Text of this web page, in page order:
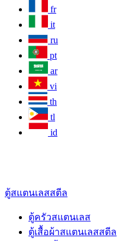
fr
it
ru
pt
ar
vi
th
tl
id
ตู้สแตนเลสสตีล
ตู้ครัวสแตนเลส
ตู้เสื้อผ้าสแตนเลสสตีล